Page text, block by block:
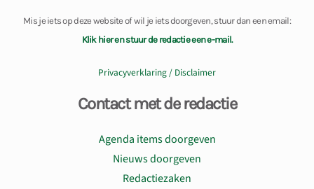
Mis je iets op deze website of wil je iets doorgeven, stuur dan een email:
Klik hier en stuur de redactie een e-mail.
Privacyverklaring / Disclaimer
Contact met de redactie
Agenda items doorgeven
Nieuws doorgeven
Redactiezaken